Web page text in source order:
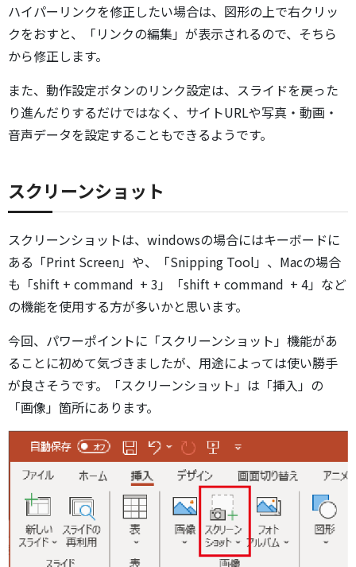
ハイパーリンクを修正したい場合は、図形の上で右クリッ
クをおすと、「リンクの編集」が表示されるので、そちら
から修正します。
また、動作設定ボタンのリンク設定は、スライドを戻った
り進んだりするだけではなく、サイトURLや写真・動画・
音声データを設定することもできるようです。
スクリーンショット
スクリーンショットは、windowsの場合にはキーボードに
ある「Print Screen」や、「Snipping Tool」、Macの場合
も「shift + command + 3」「shift + command + 4」など
の機能を使用する方が多いかと思います。
今回、パワーポイントに「スクリーンショット」機能があ
ることに初めて気づきましたが、用途によっては使い勝手
が良さそうです。「スクリーンショット」は「挿入」の
「画像」箇所にあります。